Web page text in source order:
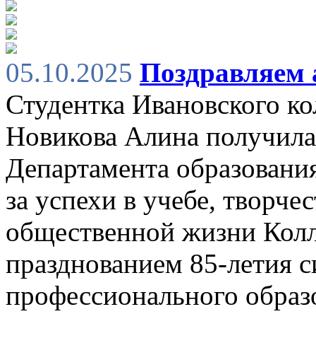
05.10.2025 Поздравляем
Студентка Ивановского
Новикова Алина
Департамента
за успехи в учебе,
общественной жизни
празднованием 85-летия
профессионального